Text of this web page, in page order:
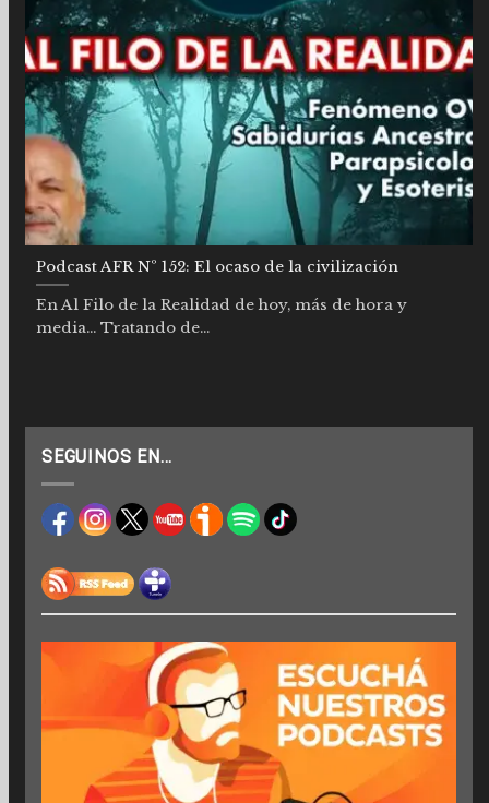
Podcast AFR Nº 152: El ocaso de la civilización
En Al Filo de la Realidad de hoy, más de hora y
media… Tratando de...
SEGUINOS EN…